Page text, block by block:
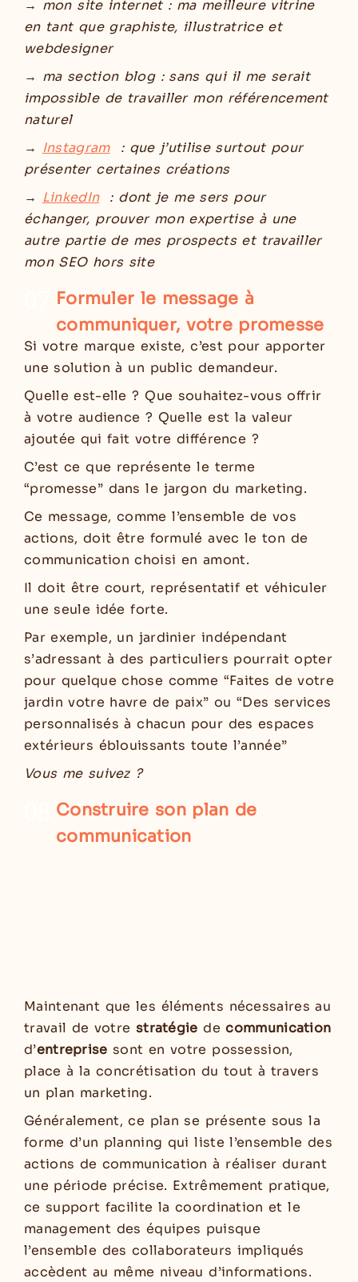
→ mon site internet : ma meilleure vitrine
en tant que graphiste, illustratrice et
webdesigner
→ ma section blog : sans qui il me serait
impossible de travailler mon référencement
naturel
→ Instagram
: que j’utilise surtout pour
présenter certaines créations
→ LinkedIn
: dont je me sers pour
échanger, prouver mon expertise à une
autre partie de mes prospects et travailler
mon SEO hors site
Formuler le message à
communiquer, votre promesse
Si votre marque existe, c’est pour apporter
une solution à un public demandeur.
Quelle est-elle ? Que souhaitez-vous offrir
à votre audience ? Quelle est la valeur
ajoutée qui fait votre différence ?
C’est ce que représente le terme
“promesse” dans le jargon du marketing.
Ce message, comme l’ensemble de vos
actions, doit être formulé avec le ton de
communication choisi en amont.
Il doit être court, représentatif et véhiculer
une seule idée forte.
Par exemple, un jardinier indépendant
s’adressant à des particuliers pourrait opter
pour quelque chose comme “Faites de votre
jardin votre havre de paix” ou “Des services
personnalisés à chacun pour des espaces
extérieurs éblouissants toute l’année”
Vous me suivez ?
Construire son plan de
communication
Maintenant que les éléments nécessaires au
travail de votre stratégie decommunication
d’entreprise sont en votre possession,
place à la concrétisation du tout à travers
un plan marketing.
Généralement, ce plan se présente sous la
forme d’un planning qui liste l’ensemble des
actions de communication à réaliser durant
une période précise. Extrêmement pratique,
ce support facilite la coordination et le
management des équipes puisque
l’ensemble des collaborateurs impliqués
accèdent au même niveau d’informations.